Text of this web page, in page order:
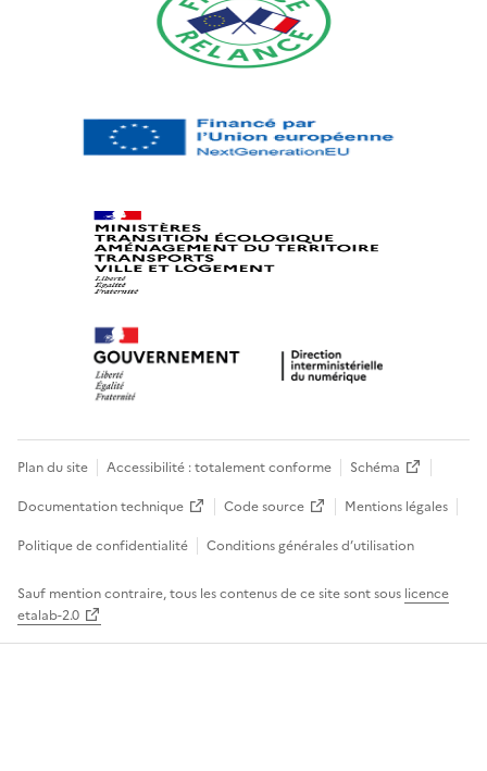
Plan du site Accessibilité : totalement conforme
Schéma
Documentation technique
Code source
Mentions légales
Politique de confidentialité
Conditions générales d’utilisation
Sauf mention contraire, tous les contenus de ce site sont sous licence
etalab-2.0